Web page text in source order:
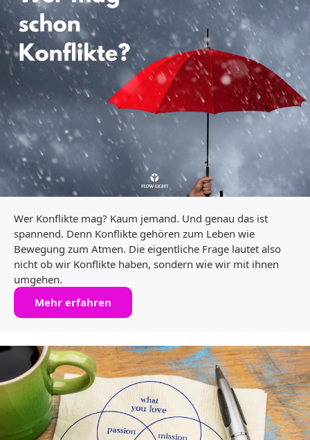
Wer Konflikte mag? Kaum jemand. Und genau das ist
spannend. Denn Konflikte gehören zum Leben wie
Bewegung zum Atmen. Die eigentliche Frage lautet also
nicht ob wir Konflikte haben, sondern wie wir mit ihnen
umgehen.
Mehr erfahren